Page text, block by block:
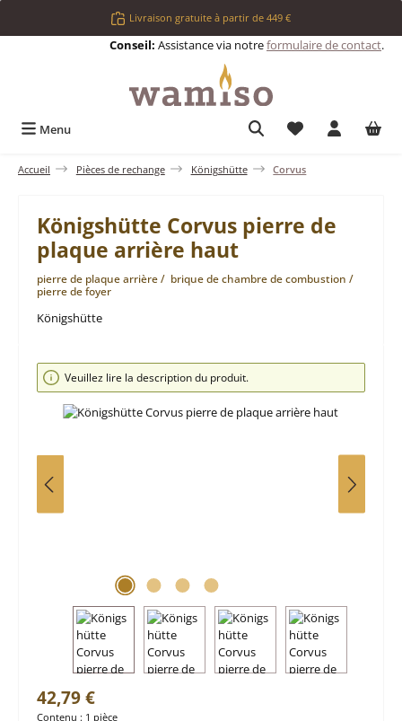
Passer au contenu principalLivraison gratuite à partir de 449 €
Conseil: Assistance via notreformulaire de contact.
Menu Vous avez 0
Accueil Pièces de rechange Königshütte Corvus
Königshütte Corvus pierre de
plaque arrière haut
pierre de plaque arrière / brique de chambre de combustion /
pierre de foyer
Königshütte
Ignorer la galerie d'images
Veuillez lire la description du produit.
Prix régulier :
42,79 €
Contenu : 1 pièce